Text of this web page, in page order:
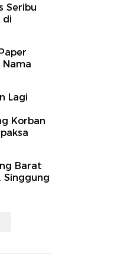
Seribu
di
Nama
Lagi
Korban
Barat
Singgung